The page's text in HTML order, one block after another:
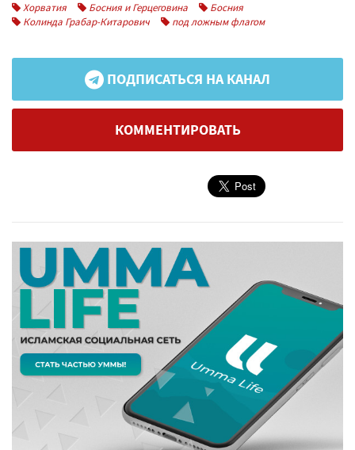
Хорватия Босния и Герцеговина
Босния
Колинда Грабар-Китарович
под ложным флагом
ПОДПИСАТЬСЯ НА КАНАЛ
КОММЕНТИРОВАТЬ